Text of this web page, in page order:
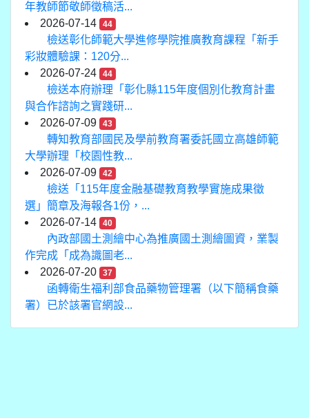
年教師節敬師徵稿活...
2026-07-14
44
檢送彰化師範大學進修學院推廣教育課程「新手
彩妝體驗課：120分...
2026-07-24
44
檢送本府辦理「彰化縣115年度個別化教育計畫
與合作諮詢之實踐研...
2026-07-09
43
轉知教育部國民及學前教育署委託國立高雄師範
大學辦理「校園性教...
2026-07-09
42
檢送「115年度金融基礎教育教學實施成果徵
選」簡章及海報各1份，...
2026-07-14
40
內政部國土測繪中心為推廣國土測繪圖資，業製
作完成「成為識圖老...
2026-07-20
37
函轉衛生福利部食品藥物管理署（以下簡稱食藥
署）已於該署官網設...